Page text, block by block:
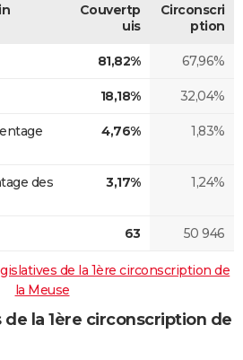
Couvertp
uis
Circonscri
ption
81,82% 67,96%
18,18% 32,04%
4,76% 1,83%
des
3,17% 1,24%
63 50 946
de la 1ère circonscription de
la Meuse
la 1ère circonscription de